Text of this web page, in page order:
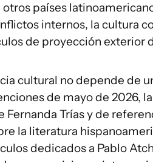
países
internos, la cultura
de proyección exterior
cultural no depende de
de mayo de 2026,
Trías y de
la literatura
dedicados a Pablo